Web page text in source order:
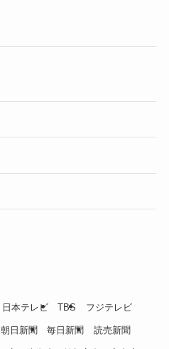
日本テレビ TBS フジテレビ
朝日新聞 毎日新聞 読売新聞